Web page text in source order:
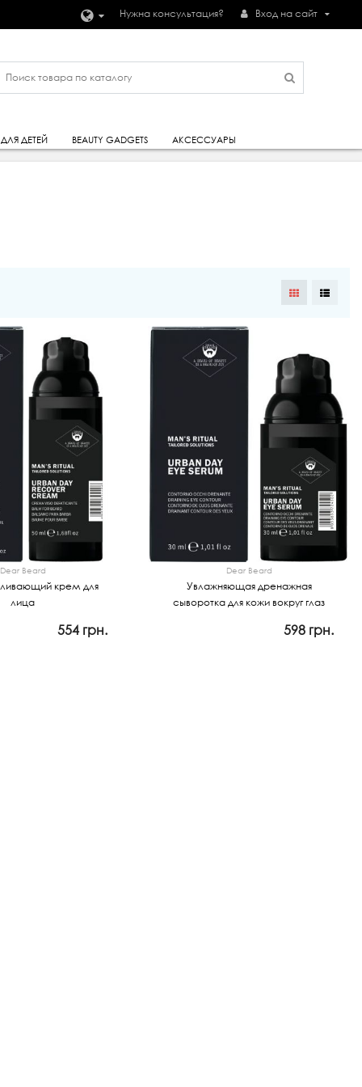
Нужна консультация? Вход на сайт
ДЛЯ ДЕТЕЙ BEAUTY GADGETS АКСЕССУАРЫ
Dear Beard
крем для
лица
554 грн.
Dear Beard
Увлажняющая дренажная
сыворотка для кожи вокруг глаз
598 грн.